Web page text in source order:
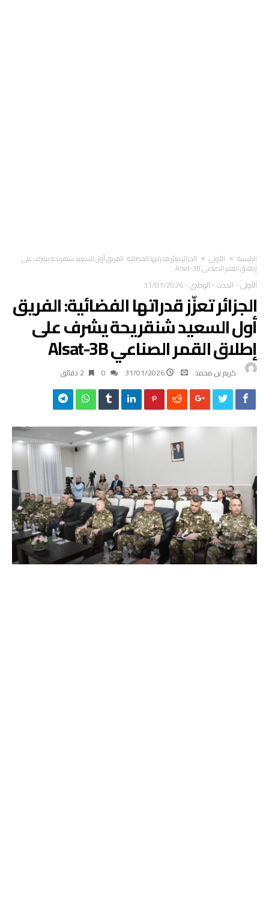
‫الرئيسية‬ الأولى
الجزائر تعزّز قدراتها الفضائية: الفريق أول السعيد شنقريحة يشرف على
إطلاق القمر الصناعي Alsat-3B
الأولى- الحدث- الوطني-
31/01/2026
الجزائر تعزّز قدراتها الفضائية: الفريق
أول السعيد شنقريحة يشرف على
إطلاق القمر الصناعي Alsat-3B
كريم بن محمد 31/01/2026 2 ‫دقائق‬